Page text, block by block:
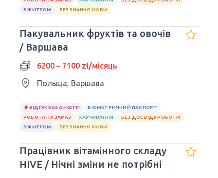
З ЖИТЛОМ
БЕЗ ЗНАННЯ МОВИ
Пакувальник фруктів та овочів
/ Варшава
6200 – 7100 zł/місяць
Польща, Варшава
ВІДГУК БЕЗ АНКЕТИ
БІОМЕТРИЧНИЙ ПАСПОРТ
РОБОТА НА ЗАРАЗ
ХАРЧУВАННЯ
БЕЗ ДОСВІДУ РОБОТИ
З ЖИТЛОМ
БЕЗ ЗНАННЯ МОВИ
Працівник вітамінного складу
HIVE / Нічні зміни не потрібні